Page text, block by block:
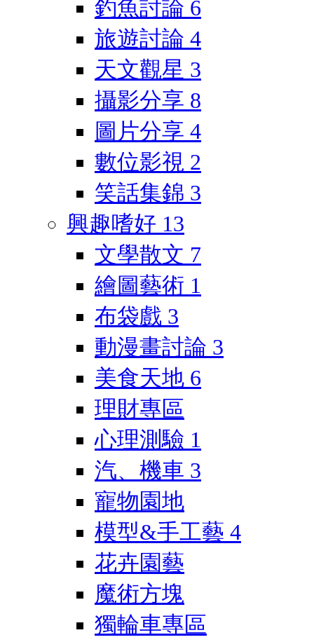
釣魚討論 6
旅遊討論 4
天文觀星 3
攝影分享 8
圖片分享 4
數位影視 2
笑話集錦 3
興趣嗜好 13
文學散文 7
繪圖藝術 1
布袋戲 3
動漫畫討論 3
美食天地 6
理財專區
心理測驗 1
汽、機車 3
寵物園地
模型&手工藝 4
花卉園藝
魔術方塊
獨輪車專區